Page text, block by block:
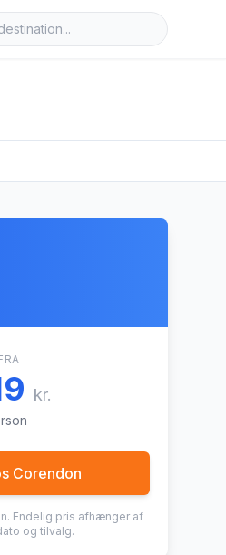
kr.
Corendon
. Endelig pris afhænger af
og tilvalg.